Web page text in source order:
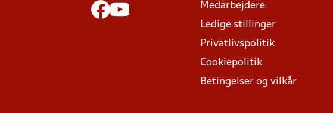
Medarbejdere
Ledige stillinger
Privatlivspolitik
Cookiepolitik
Betingelser og vilkår